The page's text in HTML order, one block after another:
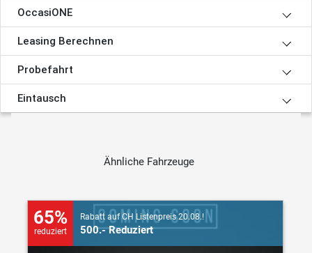
OccasiONE
Leasing Berechnen
Probefahrt
Eintausch
Ähnliche Fahrzeuge
65%
reduziert
Rabatt auf CH Listenpreis 20.08.!
500.- Reduziert